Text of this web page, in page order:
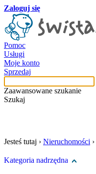
Zaloguj się
Pomoc
Usługi
Moje konto
Sprzedaj
Zaawansowane szukanie
Szukaj
Jesteś tutaj › Nieruchomości ›
Kategoria nadrzędna